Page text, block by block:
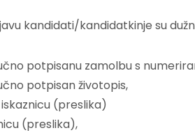
kandidati/kandidatkinje su
potpisanu zamolbu s
potpisan životopis,
(preslika)
(preslika),